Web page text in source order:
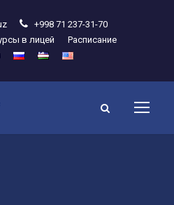
+998 71 237-31-70
в лицей
Расписание